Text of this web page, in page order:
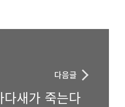
새가 죽는다
다음글